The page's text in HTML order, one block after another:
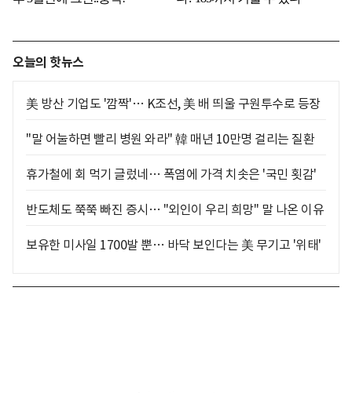
오늘의 핫뉴스
美 방산 기업도 '깜짝'… K조선, 美 배 띄울 구원투수로 등장
"말 어눌하면 빨리 병원 와라" 韓 매년 10만명 걸리는 질환
휴가철에 회 먹기 글렀네… 폭염에 가격 치솟은 '국민 횟감'
반도체도 쭉쭉 빠진 증시… "외인이 우리 희망" 말 나온 이유
보유한 미사일 1700발 뿐… 바닥 보인다는 美 무기고 '위태'